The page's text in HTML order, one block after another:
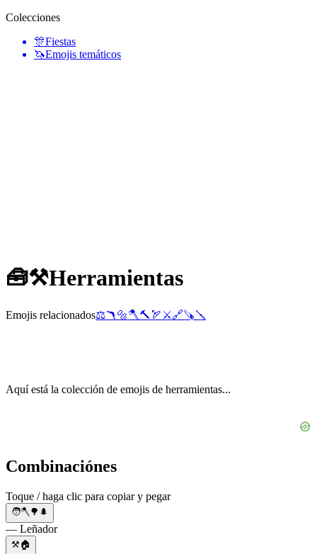
Colecciones
🎊Fiestas
🦄Emojis temáticos
🧰⚒️Herramientas
Emojis relacionados⚖️🪃🔩🪓🔨 🏹 ⚔️🔗🪚🪛
Aquí está la colección de emojis de herramientas...
Combinaciónes
Toque / haga clic para copiar y pegar
🧑🪓🌳🌲
— Leñador
⚒️🏠